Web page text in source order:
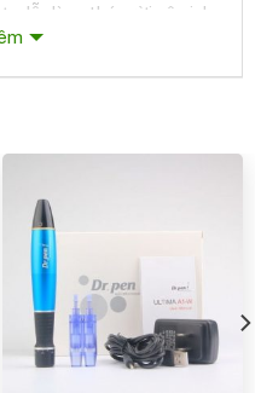
dễ dàng tháo rời vệ sinh
Châu Âu tự báo
nước.
bằng nhựa cao cấp,
cao cấp, chống gỉ
đồng thời cùng lúc, tiết
làm tăng hiệu quả làm
da.
biệt theo nhu cầu sử
ozone.